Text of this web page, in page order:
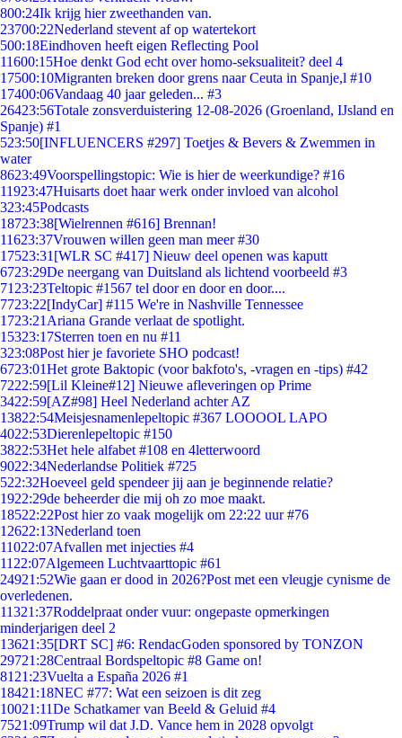
800:24Ik krijg hier zweethanden van.
23700:22Nederland stevent af op watertekort
500:18Eindhoven heeft eigen Reflecting Pool
11600:15Hoe denkt God echt over homo-seksualiteit? deel 4
17500:10Migranten breken door grens naar Ceuta in Spanje,l #10
17400:06Vandaag 40 jaar geleden... #3
26423:56Totale zonsverduistering 12-08-2026 (Groenland, IJsland en
Spanje) #1
523:50[INFLUENCERS #297] Toetjes & Bevers & Zwemmen in
water
8623:49Voorspellingstopic: Wie is hier de weerkundige? #16
11923:47Huisarts doet haar werk onder invloed van alcohol
323:45Podcasts
18723:38[Wielrennen #616] Brennan!
11623:37Vrouwen willen geen man meer #30
17523:31 [WLR SC #417] Nieuw deel openen was kaputt
6723:29De neergang van Duitsland als lichtend voorbeeld #3
71 23:23Teltopic #1567 tel door en door en door....
7723:22[IndyCar] #115 We're in Nashville Tennessee
1723:21 Ariana Grande verlaat de spotlight.
15323:17Sterren toen en nu #11
323:08Post hier je favoriete SHO podcast!
6723:01Het grote Baktopic (voor bakfoto's, -vragen en -tips) #42
7222:59[Lil Kleine#12] Nieuwe afleveringen op Prime
3422:59[AZ#98] Heel Nederland achter AZ
13822:54Meisjesnamenlepeltopic #367 LOOOOL LAPO
4022:53Dierenlepeltopic #150
3822:53Het hele alfabet #108 en 4letterwoord
9022:34Nederlandse Politiek #725
522:32Hoeveel geld spendeer jij aan je beginnende relatie?
1922:29de beheerder die mij oh zo moe maakt.
18522:22Post hier zo vaak mogelijk om 22:22 uur #76
12622:13Nederland toen
11022:07Afvallen met injecties #4
11 22:07Algemeen Luchtvaarttopic #61
24921:52Wie gaan er dood in 2026?Post met een vleugje cynisme de
overledenen.
11321:37Roddelpraat onder vuur: ongepaste opmerkingen
minderjarigen deel 2
13621:35[DRT SC] #6: RendacGoden sponsored by TONZON
29721:28Centraal Bordspeltopic #8 Game on!
81 21:23Vuelta a España 2026 #1
18421:18NEC #77: Wat een seizoen is dit zeg
10021:11De Schatkamer van Beeld & Geluid #4
7521:09Trump wil dat J.D. Vance hem in 2028 opvolgt